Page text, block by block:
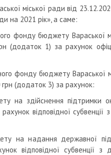
міської ради від
на 2021 рік», а саме:
фонду бюджету Вараської
(додаток 1) за рахунок
фонду бюджету Вараської
(додаток 3) за рахунок:
на здійснення підтримки
відповідної
на надання державної
відповідної субвенції